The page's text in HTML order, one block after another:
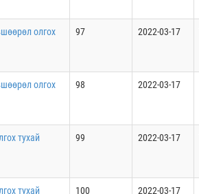
олгох
97 2022-03-17
олгох
98 2022-03-17
тухай
99 2022-03-17
тухай 100 2022-03-17